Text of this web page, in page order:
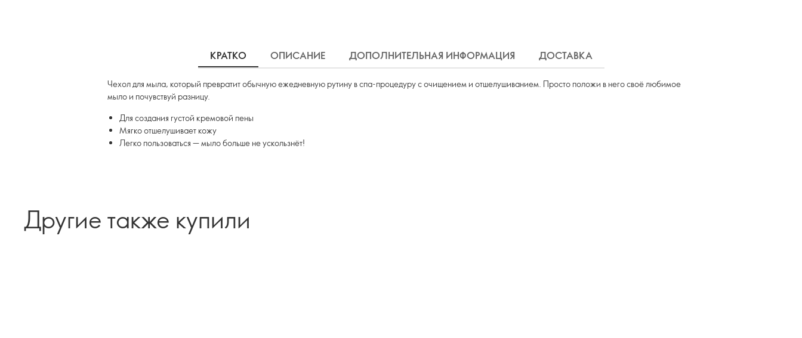
КРАТКО ОПИСАНИЕ ДОПОЛНИТЕЛЬНАЯ ИНФОРМАЦИЯ ДОСТАВКА
Чехол для мыла, который превратит обычную ежедневную рутину в спа-процедуру с очищением и отшелушиванием. Просто положи в него своё любимое
мыло и почувствуй разницу.
Для создания густой кремовой пены
Мягко отшелушивает кожу
Легко пользоваться — мыло больше не ускользнёт!
Другие также купили